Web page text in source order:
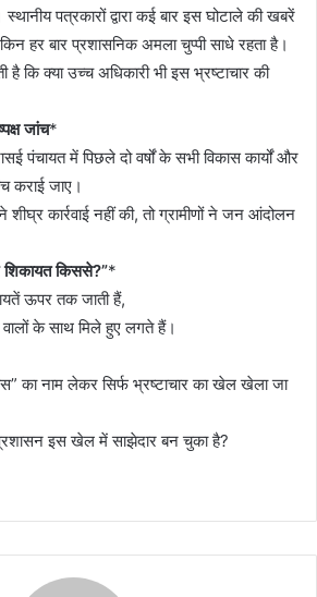
पत्रकारों द्वारा कई बार इस घोटाले की खबरें
हर बार प्रशासनिक अमला चुप्पी साधे रहता है।
है कि क्या उच्च अधिकारी भी इस भ्रष्टाचार की
जांच*
पंचायत में पिछले दो वर्षों के सभी विकास कार्यों और
कराई जाए।
कार्रवाई नहीं की, तो ग्रामीणों ने जन आंदोलन
किससे?”*
ऊपर तक जाती हैं,
के साथ मिले हुए लगते हैं।
का नाम लेकर सिर्फ भ्रष्टाचार का खेल खेला जा
इस खेल में साझेदार बन चुका है?